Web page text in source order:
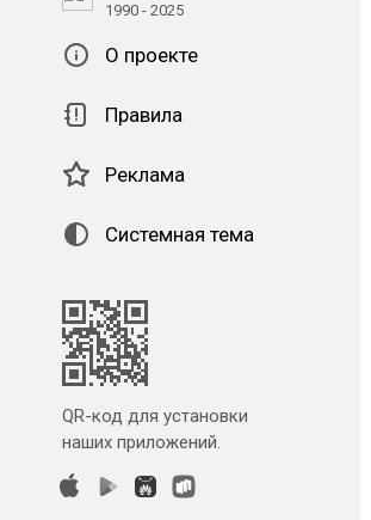
1990 - 2025
О проекте
Правила
Реклама
Системная тема
QR-код для установки
наших приложений.